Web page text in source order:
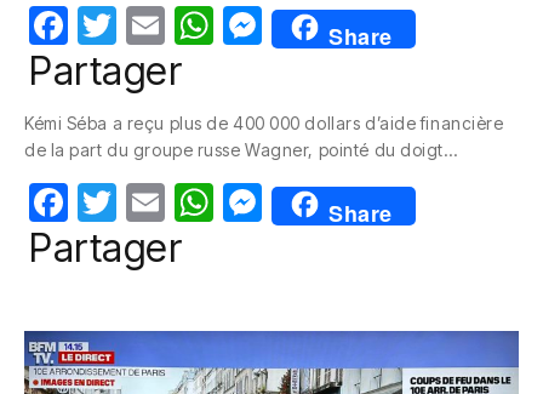
F
a
e
b
o
o
T
w
itt
er
E
m
W
s
A
p
M
e
e
n
g
Share
Partager
Kémi Séba a reçu plus de 400 000 dollars d’aide financière
de la part du groupe russe Wagner, pointé du doigt…
F
a
e
b
T
w
itt
er
E
m
W
s
A
M
e
e
n
Share
Partager